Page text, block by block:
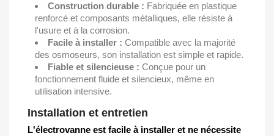
Construction durable : Fabriquée en plastique
renforcé et composants métalliques, elle résiste à
l'usure et à la corrosion.
Facile à installer : Compatible avec la majorité
des osmoseurs, son installation est simple et rapide.
Fiable et silencieuse : Conçue pour un
fonctionnement fluide et silencieux, même en
utilisation intensive.
Installation et entretien
L'électrovanne est facile à installer et ne nécessite